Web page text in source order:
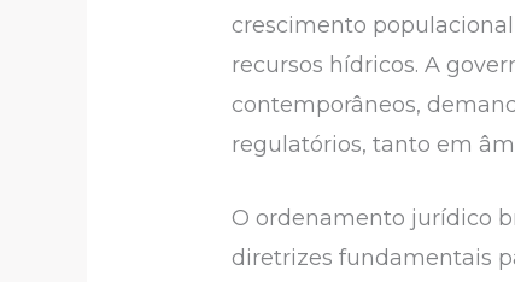
crescimento
recursos hídricos. A
contemporâneos,
regulatórios, tanto em
O ordenamento jurídico
diretrizes fundamentais